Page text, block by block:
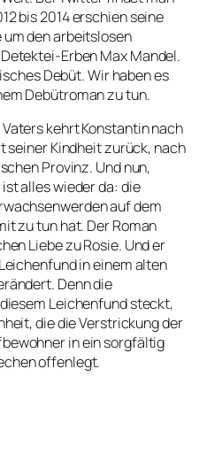
bis 2014 erschien seine
den arbeitslosen
Erben Max Mandel.
Debüt. Wir haben es
Debütroman zu tun.
kehrt Konstantin nach
seiner Kindheit zurück, nach
Provinz. Und nun,
alles wieder da: die
auf dem
zu tun hat. Der Roman
Liebe zu Rosie. Und er
in einem alten
Denn die
Leichenfund steckt,
die die Verstrickung der
in ein sorgfältig
offenlegt.